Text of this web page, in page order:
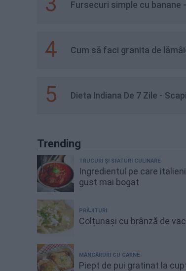
Fursecuri simple cu banane
4 Cum să faci granita de
5 Dieta Indiana De 7 Zile -
Trending
TRUCURI ȘI SFATURI CULINARE
Ingredientul pe care
gust mai bogat
PRĂJITURI
Colțunași cu brânză de
MÂNCĂRURI CU CARNE
Piept de pui gratinat la